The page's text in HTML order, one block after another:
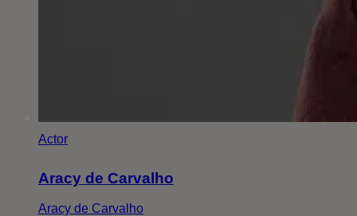
Actor
Aracy de Carvalho
Aracy de Carvalho